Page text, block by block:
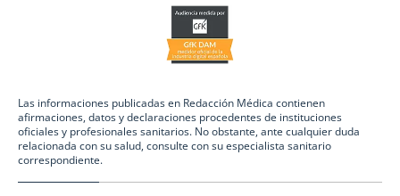
Las informaciones publicadas en Redacción Médica contienen
afirmaciones, datos y declaraciones procedentes de instituciones
oficiales y profesionales sanitarios. No obstante, ante cualquier duda
relacionada con su salud, consulte con su especialista sanitario
correspondiente.